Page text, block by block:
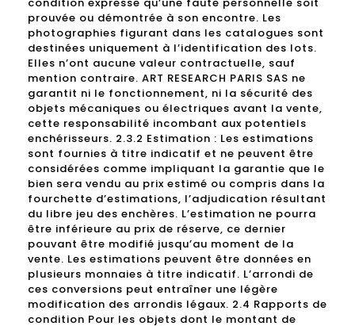
prouvée ou démontrée à son encontre. Les
photographies figurant dans les catalogues sont
destinées uniquement à l’identification des lots.
Elles n’ont aucune valeur contractuelle, sauf
mention contraire. ART RESEARCH PARIS SAS ne
garantit ni le fonctionnement, ni la sécurité des
objets mécaniques ou électriques avant la vente,
cette responsabilité incombant aux potentiels
enchérisseurs. 2.3.2 Estimation : Les estimations
sont fournies à titre indicatif et ne peuvent être
considérées comme impliquant la garantie que le
bien sera vendu au prix estimé ou compris dans la
fourchette d’estimations, l’adjudication résultant
du libre jeu des enchères. L’estimation ne pourra
être inférieure au prix de réserve, ce dernier
pouvant être modifié jusqu’au moment de la
vente. Les estimations peuvent être données en
plusieurs monnaies à titre indicatif. L’arrondi de
ces conversions peut entraîner une légère
modification des arrondis légaux. 2.4 Rapports de
condition Pour les objets dont le montant de